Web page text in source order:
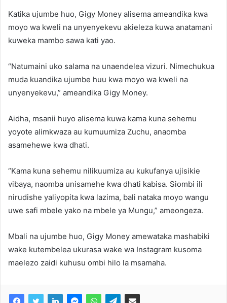
Katika ujumbe huo, Gigy Money alisema ameandika kwa
moyo wa kweli na unyenyekevu akieleza kuwa anatamani
kuweka mambo sawa kati yao.
“Natumaini uko salama na unaendelea vizuri. Nimechukua
muda kuandika ujumbe huu kwa moyo wa kweli na
unyenyekevu,” ameandika Gigy Money.
Aidha, msanii huyo alisema kuwa kama kuna sehemu
yoyote alimkwaza au kumuumiza Zuchu, anaomba
asamehewe kwa dhati.
“Kama kuna sehemu nilikuumiza au kukufanya ujisikie
vibaya, naomba unisamehe kwa dhati kabisa. Siombi ili
nirudishe yaliyopita kwa lazima, bali nataka moyo wangu
uwe safi mbele yako na mbele ya Mungu,” ameongeza.
Mbali na ujumbe huo, Gigy Money amewataka mashabiki
wake kutembelea ukurasa wake wa Instagram kusoma
maelezo zaidi kuhusu ombi hilo la msamaha.